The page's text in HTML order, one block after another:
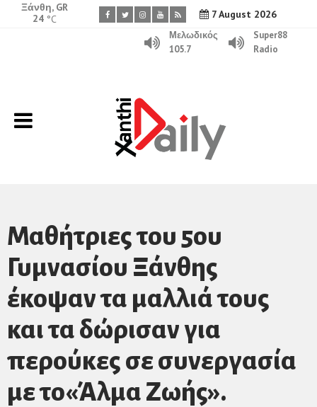
7 August 2026
Ξάνθη, GR
24 °C
Μελωδικός
105.7
Super88
Radio
Μαθήτριες του 5ου
Γυμνασίου Ξάνθης
έκοψαν τα μαλλιά τους
και τα δώρισαν για
περούκες σε συνεργασία
με το«Άλμα Ζωής».